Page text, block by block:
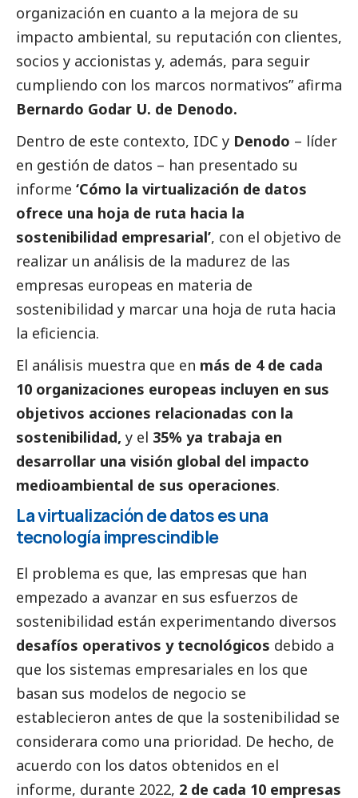
organización en cuanto a la mejora de su
impacto ambiental, su reputación con clientes,
socios y accionistas y, además, para seguir
cumpliendo con los marcos normativos” afirma
Bernardo Godar U. de Denodo.
Dentro de este contexto, IDC y Denodo – líder
en gestión de datos – han presentado su
informe ‘Cómo la virtualización de datos
ofrece una hoja de ruta hacia la
sostenibilidad empresarial’, con el objetivo de
realizar un análisis de la madurez de las
empresas europeas en materia de
sostenibilidad y marcar una hoja de ruta hacia
la eficiencia.
El análisis muestra que en más de 4 de cada
10 organizaciones europeas incluyen en sus
objetivos acciones relacionadas con la
sostenibilidad, y el 35% ya trabaja en
desarrollar una visión global del impacto
medioambiental de sus operaciones.
La virtualización de datos es una
tecnología imprescindible
El problema es que, las empresas que han
empezado a avanzar en sus esfuerzos de
sostenibilidad están experimentando diversos
desafíos operativos y tecnológicos debido a
que los sistemas empresariales en los que
basan sus modelos de negocio se
establecieron antes de que la sostenibilidad se
considerara como una prioridad. De hecho, de
acuerdo con los datos obtenidos en el
informe, durante 2022, 2 de cada 10 empresas